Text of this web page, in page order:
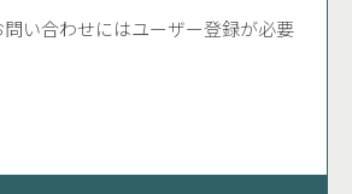
い合わせにはユーザー登録が必要